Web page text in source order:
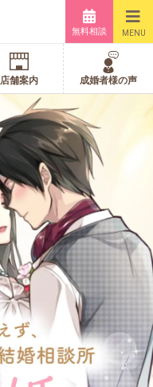
無料相談 MENU
店舗案内 成婚者様の声